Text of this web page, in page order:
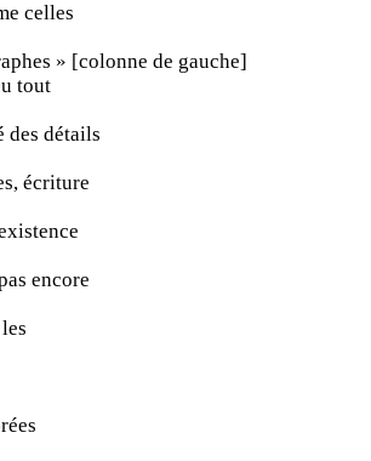
celles
» [colonne de gauche]
tout
des détails
écriture
encore